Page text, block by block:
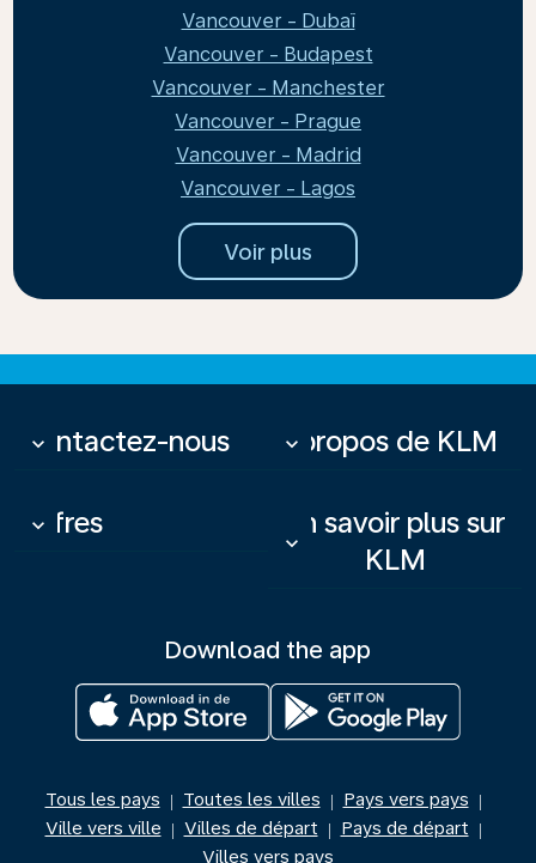
Vancouver - Dubaï
Vancouver - Budapest
Vancouver - Manchester
Vancouver - Prague
Vancouver - Madrid
Vancouver - Lagos
Voir plus
Contactez-nous
keyboard_arrow_down À propos de KLM
keyboard_arrow_down
Offres
keyboard_arrow_down
En savoir plus sur
KLM
keyboard_arrow_down
Download the app
Tous les pays | Toutes les villes | Pays vers pays |
Ville vers ville | Villes de départ | Pays de départ |
Villes vers pays